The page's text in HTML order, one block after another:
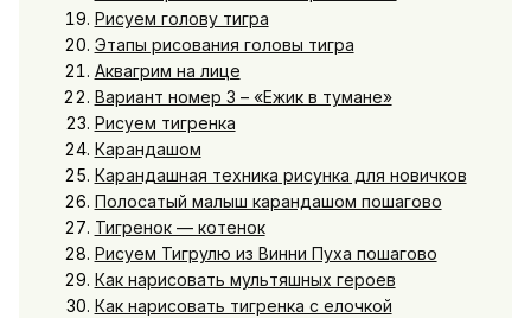
Рисуем голову тигра
Этапы рисования головы тигра
Аквагрим на лице
Вариант номер 3 – «Ежик в тумане»
Рисуем тигренка
Карандашом
Карандашная техника рисунка для новичков
Полосатый малыш карандашом пошагово
Тигренок — котенок
Рисуем Тигрулю из Винни Пуха пошагово
Как нарисовать мультяшных героев
Как нарисовать тигренка с елочкой